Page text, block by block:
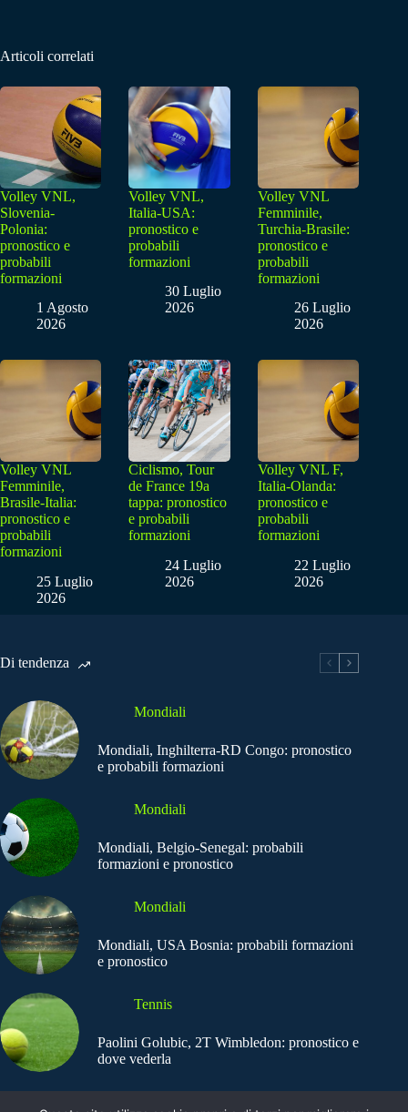
Articoli correlati
Volley VNL,
Slovenia-
Polonia:
pronostico e
probabili
formazioni
1 Agosto
2026
Volley VNL,
Italia-USA:
pronostico e
probabili
formazioni
30 Luglio
2026
Volley VNL
Femminile,
Turchia-Brasile:
pronostico e
probabili
formazioni
26 Luglio
2026
Volley VNL
Femminile,
Brasile-Italia:
pronostico e
probabili
formazioni
25 Luglio
2026
Ciclismo, Tour
de France 19a
tappa: pronostico
e probabili
formazioni
24 Luglio
2026
Volley VNL F,
Italia-Olanda:
pronostico e
probabili
formazioni
22 Luglio
2026
Di tendenza
Mondiali
Mondiali, Inghilterra-RD Congo: pronostico
e probabili formazioni
Mondiali
Mondiali, Belgio-Senegal: probabili
formazioni e pronostico
Mondiali
Mondiali, USA Bosnia: probabili formazioni
e pronostico
Tennis
Paolini Golubic, 2T Wimbledon: pronostico e
dove vederla